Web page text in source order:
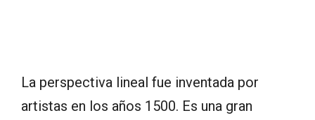
La perspectiva lineal fue inventada por
artistas en los años 1500. Es una gran